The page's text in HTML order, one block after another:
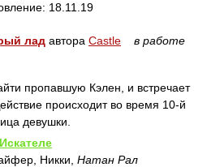
18.11.19
лад автора Castle в работе
пропавшую Кэлен, и встречает
происходит во время 10-й
девушки.
Никки, Натан Рал